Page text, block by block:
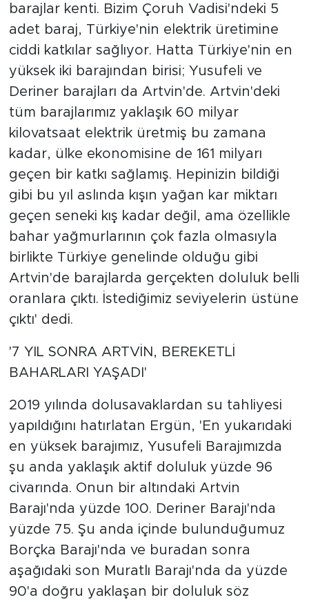
barajlar kenti. Bizim Çoruh Vadisi'ndeki 5
adet baraj, Türkiye'nin elektrik üretimine
ciddi katkılar sağlıyor. Hatta Türkiye'nin en
yüksek iki barajından birisi; Yusufeli ve
Deriner barajları da Artvin'de. Artvin'deki
tüm barajlarımız yaklaşık 60 milyar
kilovatsaat elektrik üretmiş bu zamana
kadar, ülke ekonomisine de 161 milyarı
geçen bir katkı sağlamış. Hepinizin bildiği
gibi bu yıl aslında kışın yağan kar miktarı
geçen seneki kış kadar değil, ama özellikle
bahar yağmurlarının çok fazla olmasıyla
birlikte Türkiye genelinde olduğu gibi
Artvin'de barajlarda gerçekten doluluk belli
oranlara çıktı. İstediğimiz seviyelerin üstüne
çıktı' dedi.
'7 YIL SONRA ARTVİN, BEREKETLİ
BAHARLARI YAŞADI'
2019 yılında dolusavaklardan su tahliyesi
yapıldığını hatırlatan Ergün, 'En yukarıdaki
en yüksek barajımız, Yusufeli Barajımızda
şu anda yaklaşık aktif doluluk yüzde 96
civarında. Onun bir altındaki Artvin
Barajı'nda yüzde 100. Deriner Barajı'nda
yüzde 75. Şu anda içinde bulunduğumuz
Borçka Barajı'nda ve buradan sonra
aşağıdaki son Muratlı Barajı'nda da yüzde
90'a doğru yaklaşan bir doluluk söz